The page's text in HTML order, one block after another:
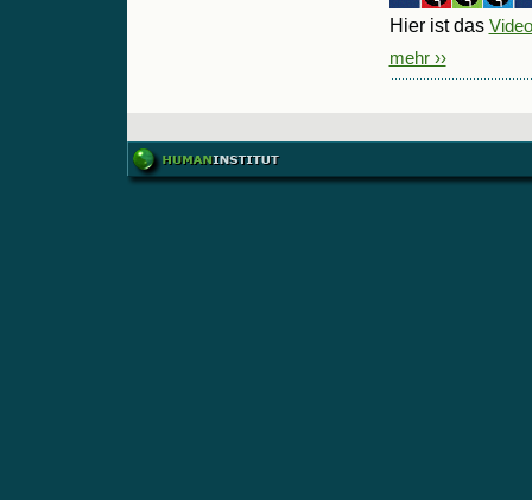
Hier ist das Video
mehr ››